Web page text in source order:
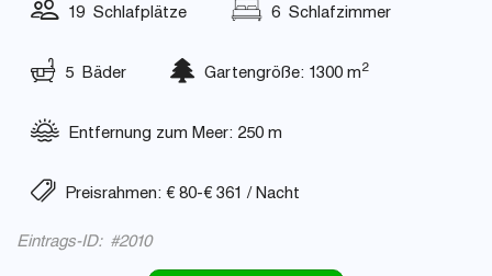
19 Schlafplätze 6 Schlafzimmer
5 Bäder Gartengröße: 1300 m2
Entfernung zum Meer: 250 m
Preisrahmen: € 80-€ 361 / Nacht
Eintrags-ID: #2010